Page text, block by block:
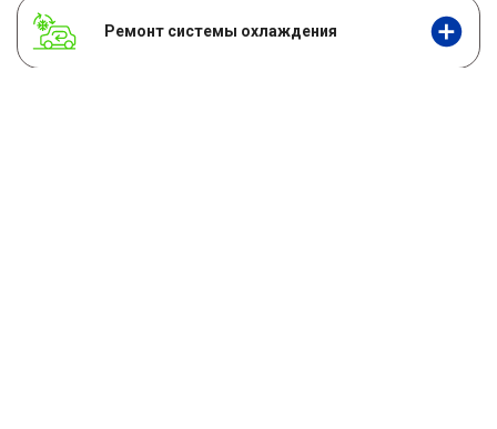
Ремонт системы охлаждения